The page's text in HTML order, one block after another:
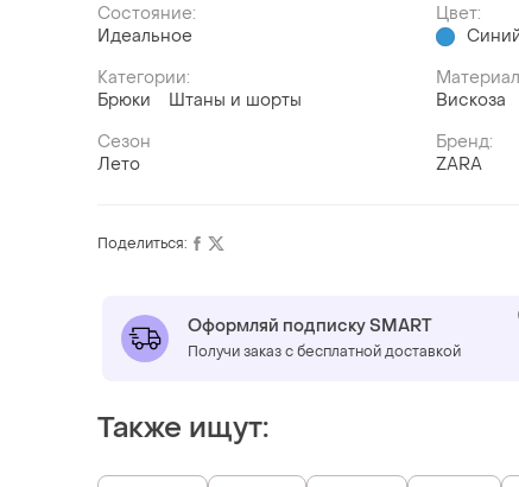
Состояние:
Идеальное
Цвет:
Категории:
Брюки
Штаны и шорты
Материал
Вискоза
Сезон
Лето
Бренд:
ZARA
Поделиться:
Оформляй подписку SMART
Получи заказ с бесплатной доставкой
Также ищут: